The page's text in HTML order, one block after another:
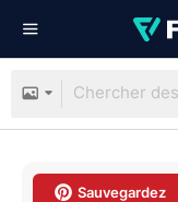
Sauvegardez